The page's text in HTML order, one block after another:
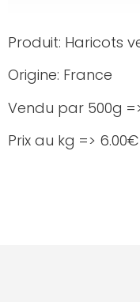
Produit: Haricots
Origine: France
Vendu par 500g
Prix au kg => 6.00€